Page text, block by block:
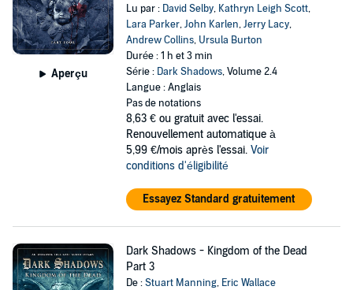
Aperçu
Lu par : David Selby, Kathryn Leigh Scott,
Lara Parker,John Karlen,Jerry Lacy,
Andrew Collins, Ursula Burton
Durée : 1 h et 3 min
Série : Dark Shadows, Volume 2.4
Langue : Anglais
Pas de notations
8,63 € ou gratuit avec l'essai.
Renouvellement automatique à
5,99 €/mois après l'essai. Voir
conditions d'éligibilité
Essayez Standard gratuitement
Dark Shadows - Kingdom of the Dead
Part 3
De :Stuart Manning, Eric Wallace